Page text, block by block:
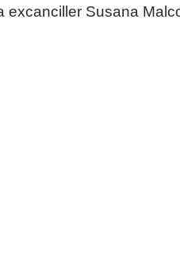
excanciller Susana